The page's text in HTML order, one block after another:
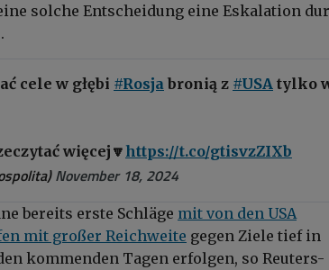
solche Entscheidung eine Eskalation
cele w głębi #Rosja bronią z #USA tylko
więcej🔽https://t.co/gtisvzZIXb
November 18, 2024
bereits erste Schläge mit von den USA
mit großer Reichweite gegen Ziele tief in
kommenden Tagen erfolgen, so Reuters-